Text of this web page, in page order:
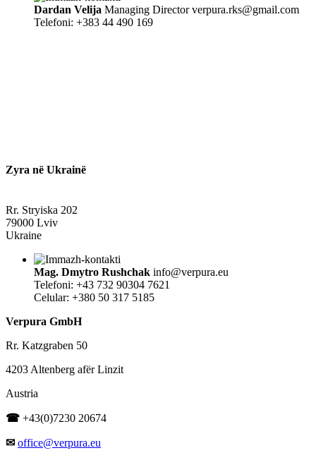
Dardan Velija Managing Director verpura.rks@gmail.com
Telefoni: +383 44 490 169
Zyra në Ukrainë
Rr. Stryiska 202
79000 Lviv
Ukraine
Mag. Dmytro Rushchak info@verpura.eu
Telefoni: +43 732 90304 7621
Celular: +380 50 317 5185
Verpura GmbH
Rr. Katzgraben 50
4203 Altenberg afër Linzit
Austria
☎ +43(0)7230 20674
✉ office@verpura.eu